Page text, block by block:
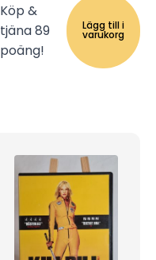
Köp &
tjäna 89
poäng!
Lägg till i
varukorg